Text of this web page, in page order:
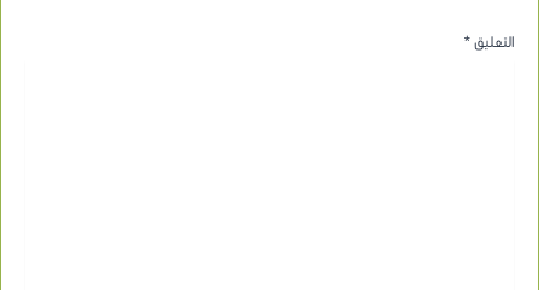
التعليق*